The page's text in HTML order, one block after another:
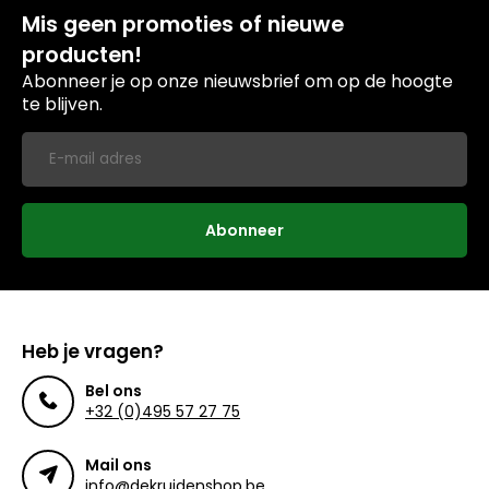
Mis geen promoties of nieuwe
producten!
Abonneer je op onze nieuwsbrief om op de hoogte
te blijven.
Abonneer
Heb je vragen?
Bel ons
+32 (0)495 57 27 75
Mail ons